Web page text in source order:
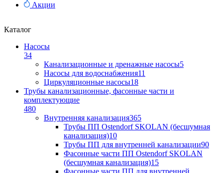
Акции
Каталог
Насосы
34
Канализационные и дренажные насосы5
Насосы для водоснабжения11
Циркуляционные насосы18
Трубы канализационные, фасонные части и
комплектующие
480
Внутренняя канализация365
Трубы ПП Ostendorf SKOLAN (бесшумная
канализация)10
Трубы ПП для внутренней канализации90
Фасонные части ПП Ostendorf SKOLAN
(бесшумная канализация)15